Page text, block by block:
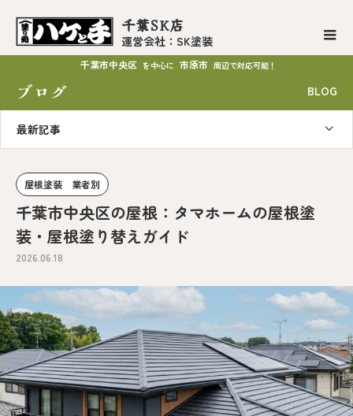
千葉SK店
運営会社：SK塗装
千葉市中央区 を中心に 市原市 周辺で対応可能！
ブログ BLOG
最新記事
屋根塗装 業者別
千葉市中央区の屋根：タマホームの屋根塗
装・屋根塗り替えガイド
2026.06.18